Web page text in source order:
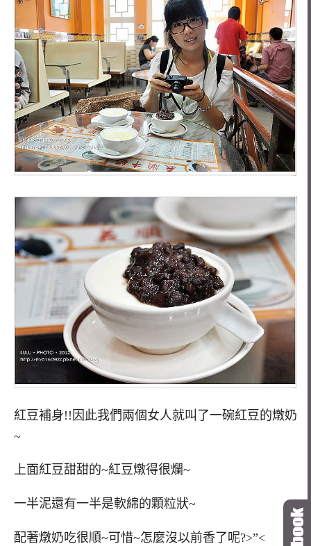
紅豆補身!!因此我們兩個女人就叫了一碗紅豆的燉奶
~
上面紅豆甜甜的~紅豆燉得很爛~
一半泥還有一半是軟綿的顆粒狀~
配著燉奶吃很順~可惜~怎麼沒以前香了呢?>”<